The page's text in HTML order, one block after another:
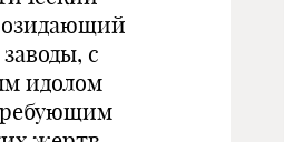
с
идолом